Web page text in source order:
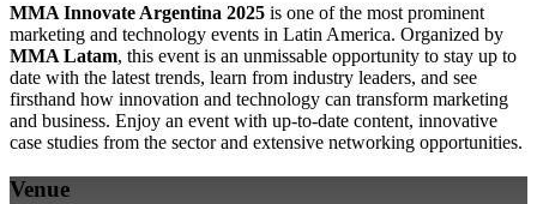
MMA Innovate Argentina 2025 is one of the most prominent
marketing and technology events in Latin America. Organized by
MMA Latam, this event is an unmissable opportunity to stay up to
date with the latest trends, learn from industry leaders, and see
firsthand how innovation and technology can transform marketing
and business. Enjoy an event with up-to-date content, innovative
case studies from the sector and extensive networking opportunities.
Venue